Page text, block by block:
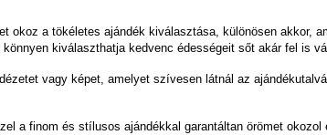
a tökéletes ajándék kiválasztása, különösen akkor,
kiválaszthatja kedvenc édességeit sőt akár fel is
vagy képet, amelyet szívesen látnál az
a finom és stílusos ajándékkal garantáltan örömet